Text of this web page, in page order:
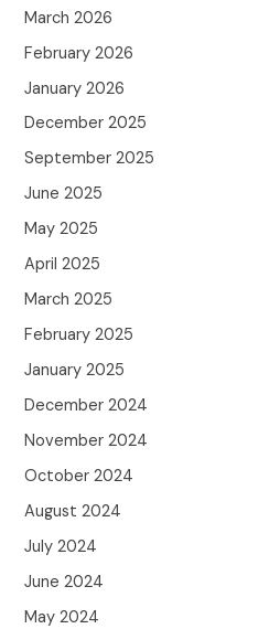
March 2026
February 2026
January 2026
December 2025
September 2025
June 2025
May 2025
April 2025
March 2025
February 2025
January 2025
December 2024
November 2024
October 2024
August 2024
July 2024
June 2024
May 2024